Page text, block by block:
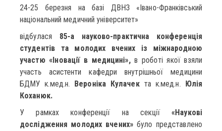
24-25 березня на базі ДВНЗ «Івано-Франківський
національний медичний університет»
відбулася 85-а науково-практична конференція
студентів та молодих вчених із міжнародною
участю «Іновації в медицині»,в роботі якої взяли
участь асистенти кафедри внутрішньої медицини
БДМУ к.мед.н. Вероніка Кулачекта к.мед.н. Юлія
Коханюк.
У рамках конференції на секції«Наукові
дослідження молодих вчених»було представлено